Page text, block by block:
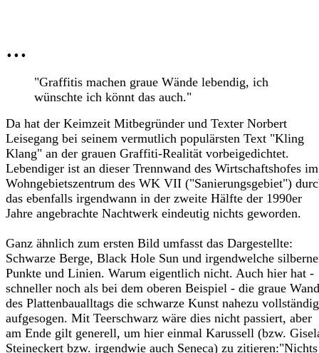
...
"Graffitis machen graue Wände lebendig, ich
wünschte ich könnt das auch."
Da hat der Keimzeit Mitbegründer und Texter Norbert
Leisegang bei seinem vermutlich populärsten Text "Kling
Klang" an der grauen Graffiti-Realität vorbeigedichtet.
Lebendiger ist an dieser Trennwand des Wirtschaftshofes im
Wohngebietszentrum des WK VII ("Sanierungsgebiet")
das ebenfalls irgendwann in der zweite Hälfte der 1990er
Jahre angebrachte Nachtwerk eindeutig nichts geworden.
Ganz ähnlich zum ersten Bild umfasst das Dargestellte:
Schwarze Berge, Black Hole Sun und irgendwelche
Punkte und Linien. Warum eigentlich nicht. Auch hier hat -
schneller noch als bei dem oberen Beispiel - die graue Wand
des Plattenbaualltags die schwarze Kunst nahezu vollständig
aufgesogen. Mit Teerschwarz wäre dies nicht passiert, aber
am Ende gilt generell, um hier einmal Karussell (bzw.
Steineckert bzw. irgendwie auch Seneca) zu zitieren:"Nichts